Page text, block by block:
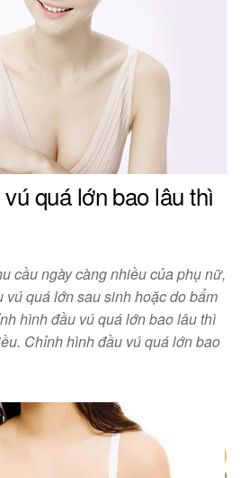
quá lớn bao lâu thì
cầu ngày càng nhiều của phụ nữ,
quá lớn sau sinh hoặc do bẩm
hình đầu vú quá lớn bao lâu thì
Chỉnh hình đầu vú quá lớn bao